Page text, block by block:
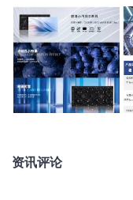
资讯评论